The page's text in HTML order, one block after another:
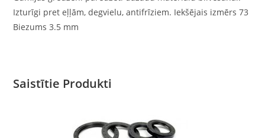
Izturīgi pret eļļām, degvielu, antifrīziem. Iekšējais izmērs 73
Biezums 3.5 mm
Saistītie Produkti